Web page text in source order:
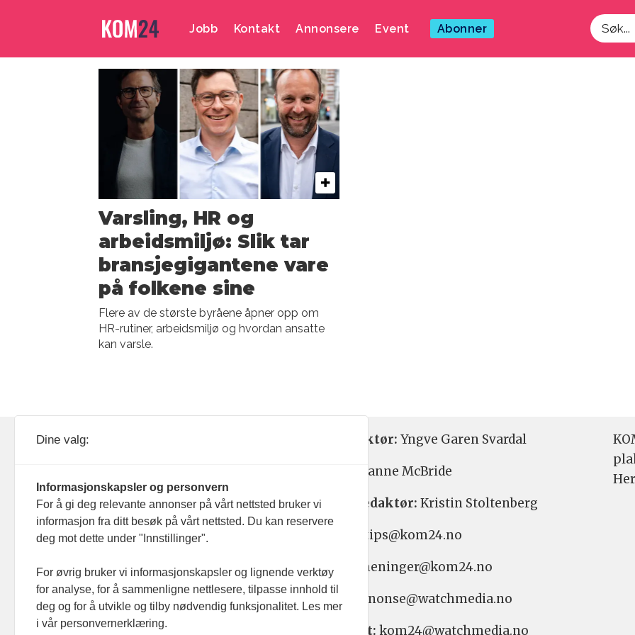
Jobb Kontakt Annonsere Event Abonner
Søk
Emne:
varsling
Varsling, HR og
arbeidsmiljø: Slik tar
bransjegigantene vare
på folkene sine
Flere av de største byråene åpner opp om
HR-rutiner, arbeidsmiljø og hvordan ansatte
kan varsle.
093 182
Nyhetsredaktør: Yngve Garen Svardal
Hanne McBride
Ansvarlig redaktør: Kristin Stoltenberg
Nyhetstips: tips@kom24.no
Meninger: meninger@kom24.no
Annonse: annonse@watchmedia.no
Abonnement: kom24@watchmedia.no
Dine valg:
Informasjonskapsler og personvern
For å gi deg relevante annonser på vårt nettsted bruker vi
informasjon fra ditt besøk på vårt nettsted. Du kan reservere
deg mot dette under "Innstillinger".
For øvrig bruker vi informasjonskapsler og lignende verktøy
for analyse, for å sammenligne nettlesere, tilpasse innhold til
deg og for å utvikle og tilby nødvendig funksjonalitet. Les mer
i vår personvernerklæring.